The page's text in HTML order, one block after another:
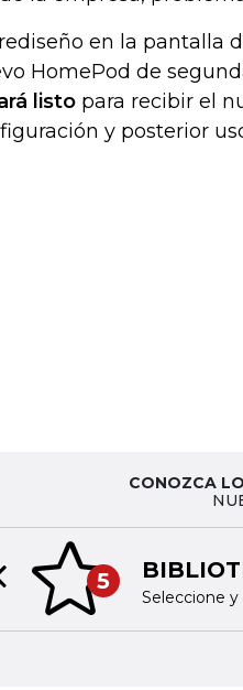
en la pantalla
HomePod de
listo para recibir el
y posterior
CONOZCA
5
Seleccione
slide